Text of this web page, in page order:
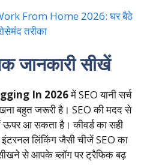
From Home 2026: घर बैठे
तरीका
जानकारी सीखें
In 2026में SEO यानी सर्च
बहुत जरूरी है। SEO की मदद से
ऊपर आ सकता है। कीवर्ड का सही
लिंकिंग जैसी चीजें SEO का
से आपके ब्लॉग पर ट्रैफिक बढ़